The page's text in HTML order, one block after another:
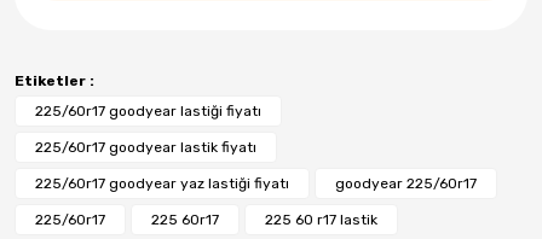
Etiketler :
225/60r17 goodyear lastiği fiyatı
225/60r17 goodyear lastik fiyatı
225/60r17 goodyear yaz lastiği fiyatı goodyear 225/60r17
225/60r17 225 60r17 225 60 r17 lastik